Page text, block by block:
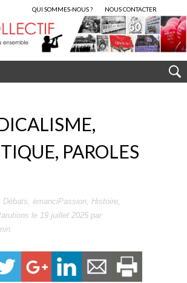
QUI SOMMES-NOUS ? NOUS CONTACTER
PAROLES
Débats, émanciPassion, Histoire,
le 19 juillet 2025 par
.